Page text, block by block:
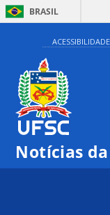
BRASIL
ACESSIBILIDADE
Notícias da